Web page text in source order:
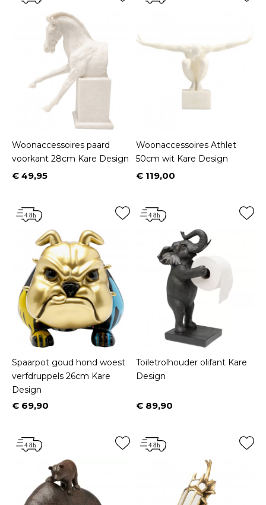
Woonaccessoires paard
voorkant 28cm Kare Design
Prijs
€ 49,95
Woonaccessoires Athlet
50cm wit Kare Design
Prijs
€ 119,00
Spaarpot goud hond woest
verfdruppels 26cm Kare
Design
Prijs
€ 69,90
Toiletrolhouder olifant Kare
Design
Prijs
€ 89,90